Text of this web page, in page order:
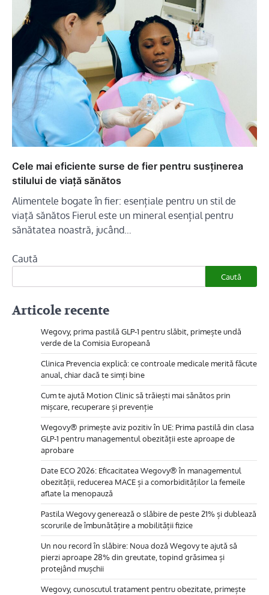
Cele mai eficiente surse de fier pentru susținerea
stilului de viață sănătos
Alimentele bogate în fier: esențiale pentru un stil de
viață sănătos Fierul este un mineral esențial pentru
sănătatea noastră, jucând…
Caută
Caută
Articole recente
Wegovy, prima pastilă GLP-1 pentru slăbit, primește undă
verde de la Comisia Europeană
Clinica Prevencia explică: ce controale medicale merită făcute
anual, chiar dacă te simți bine
Cum te ajută Motion Clinic să trăiești mai sănătos prin
mișcare, recuperare și prevenție
Wegovy® primește aviz pozitiv în UE: Prima pastilă din clasa
GLP-1 pentru managementul obezității este aproape de
aprobare
Date ECO 2026: Eficacitatea Wegovy® în managementul
obezității, reducerea MACE și a comorbidităților la femeile
aflate la menopauză
Pastila Wegovy generează o slăbire de peste 21% și dublează
scorurile de îmbunătățire a mobilității fizice
Un nou record în slăbire: Noua doză Wegovy te ajută să
pierzi aproape 28% din greutate, topind grăsimea și
protejând mușchii
Wegovy, cunoscutul tratament pentru obezitate, primește